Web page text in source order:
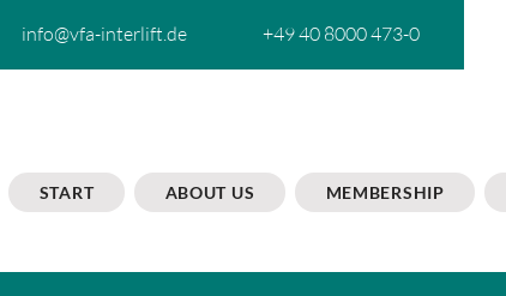
info@vfa-interlift.de +49 40 8000 473-0
START ABOUT US MEMBERSHIP